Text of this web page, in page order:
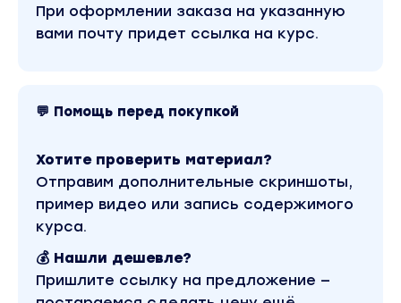
Эффективная площадка для сбора
клиентов.
сайты, которые будут сами продавать и
привлекать людей в нашу Воронку Продаж. +
Урок 6.
Пошаговая техническая реализация
подготовительных работ в воронке от
начала до конца.
На этом уроке Вы узнаете про то как
подготовиться технически к запуску
При оформлении заказа на указанную
вами почту придет ссылка на курс.
💬 Помощь перед покупкой
Хотите проверить материал?
Отправим дополнительные скриншоты,
пример видео или запись содержимого
курса.
💰 Нашли дешевле?
Пришлите ссылку на предложение —